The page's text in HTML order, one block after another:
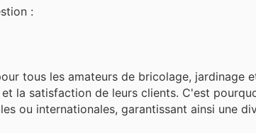
:
tous les amateurs de bricolage, jardinage
la satisfaction de leurs clients. C'est
ou internationales, garantissant ainsi une